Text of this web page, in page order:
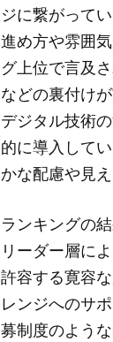
ジに繋がって
進め方や雰囲
グ上位で言及
などの裏付け
デジタル技術
的に導入して
かな配慮や見
ランキングの
リーダー層に
許容する寛容
レンジへのサ
募制度のよう